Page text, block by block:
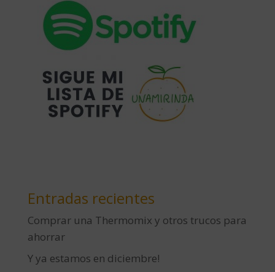
Entradas recientes
Comprar una Thermomix y otros trucos para
ahorrar
Y ya estamos en diciembre!